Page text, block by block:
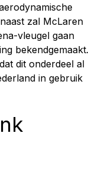
zal McLaren
vleugel gaan
bekendgemaakt.
dit onderdeel al
in gebruik